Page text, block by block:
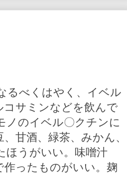
るべくはやく、イベル
コサミンなどを飲んで
ノのイベル〇クチンに
甘酒、緑茶、みかん、
ほうがいい。味噌汁
作ったものがいい。麹